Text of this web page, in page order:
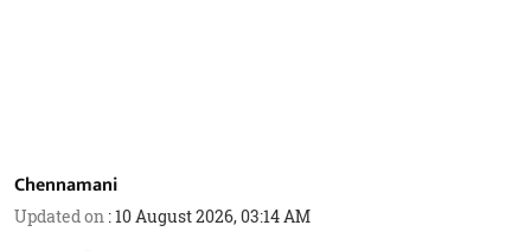
Chennamani
Updated on :10 August 2026, 03:14 AM